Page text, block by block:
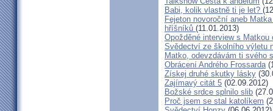
Babi, kolik vlastně ti je let?
Fejeton novoroční aneb
hříšníků (11.01.2013)
Opožděné interview s
Svědectví ze školního výletu
Matko, odevzdávám ti svého
Obrácení Andrého Frossarda
Získej druhé skutky lásky
Zajímavý citát 5 (02.09.2012)
Božské srdce splnilo slib
Proč jsem se stal katolíkem